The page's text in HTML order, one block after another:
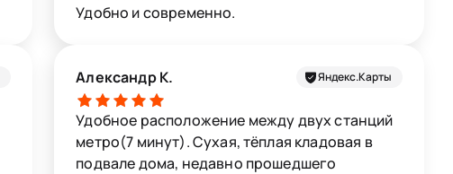
Удобно и современно.
Яндекс.Карты
Александр К.
Удобное расположение между двух станций
метро(7 минут). Сухая, тёплая кладовая в
подвале дома, недавно прошедшего